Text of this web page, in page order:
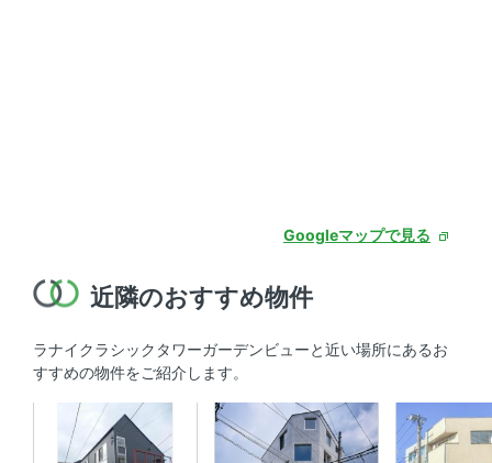
Googleマップで見る
近隣のおすすめ物件
ラナイクラシックタワーガーデンビューと近い場所にあるお
すすめの物件をご紹介します。